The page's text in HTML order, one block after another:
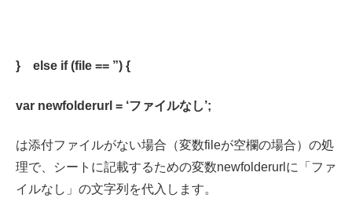
} else if (file == ”) {
var newfolderurl = ‘ファイルなし’;
は添付ファイルがない場合（変数fileが空欄の場合）の処
理で、シートに記載するための変数newfolderurlに「ファ
イルなし」の文字列を代入します。